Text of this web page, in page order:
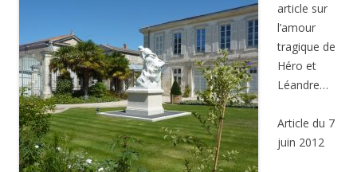
article sur
l’amour
tragique de
Héro et
Léandre…
Article du 7
juin 2012